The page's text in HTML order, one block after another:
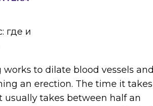
где и
to dilate blood vessels and
an erection. The time it takes
takes between half an